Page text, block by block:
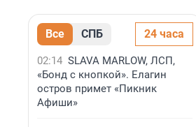
Все СПБ 24 часа
02:14 SLAVA MARLOW, ЛСП,
«Бонд с кнопкой». Елагин
остров примет «Пикник
Афиши»